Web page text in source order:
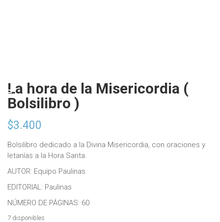
La hora de la Misericordia (
Bolsilibro )
$3.400
Bolsilibro dedicado a la Divina Misericordia, con oraciones y
letanías a la Hora Santa.
AUTOR: Equipo Paulinas
EDITORIAL: Paulinas
NÚMERO DE PÁGINAS: 60
7 disponibles